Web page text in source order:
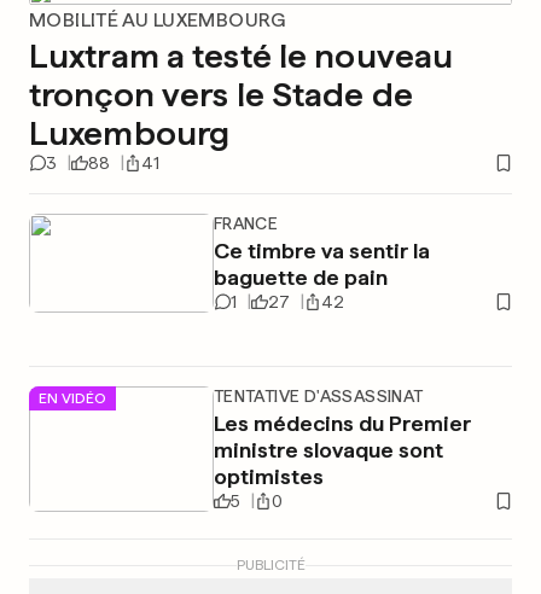
MOBILITÉ AU LUXEMBOURG
Luxtram a testé le nouveau
tronçon vers le Stade de
Luxembourg
3 88 41
FRANCE
Ce timbre va sentir la
baguette de pain
1 27 42
EN VIDÉO TENTATIVE D'ASSASSINAT
Les médecins du Premier
ministre slovaque sont
optimistes
5 0
PUBLICITÉ